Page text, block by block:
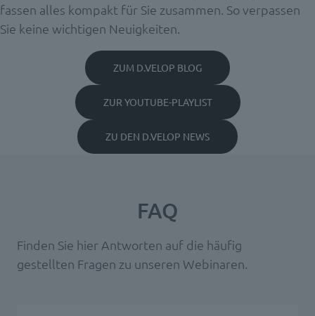
fassen alles kompakt für Sie zusammen. So verpassen
Sie keine wichtigen Neuigkeiten.
ZUM D.VELOP BLOG
ZUR YOUTUBE-PLAYLIST
ZU DEN D.VELOP NEWS
FAQ
Finden Sie hier Antworten auf die häufig
gestellten Fragen zu unseren Webinaren.